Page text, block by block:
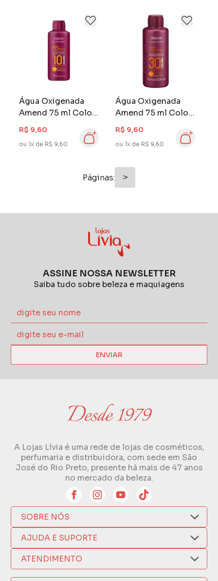
Água Oxigenada
Amend 75 ml Color
Intensy 10 Volumes
R$ 9,60
ou 1x de R$ 9,60
Água Oxigenada
Amend 75 ml Color
Intensy 30 Volumes
R$ 9,60
ou 1x de R$ 9,60
Páginas: >
ASSINE NOSSA NEWSLETTER
Saiba tudo sobre beleza e maquiagens
ENVIAR
A Lojas Lívia é uma rede de lojas de cosméticos,
perfumaria e distribuidora, com sede em São
José do Rio Preto, presente há mais de 47 anos
no mercado da beleza.
SOBRE NÓS
Quem Somos
Compra Segura
Como Comprar
Nossas Lojas
AJUDA E SUPORTE
Nosso Aplicativo
Trocas e Devoluções
Formas de Pagamento
ATENDIMENTO